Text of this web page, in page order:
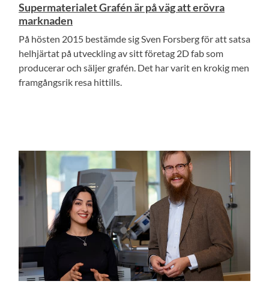
Supermaterialet Grafén är på väg att erövra
marknaden
På hösten 2015 bestämde sig Sven Forsberg för att satsa
helhjärtat på utveckling av sitt företag 2D fab som
producerar och säljer grafén. Det har varit en krokig men
framgångsrik resa hittills.